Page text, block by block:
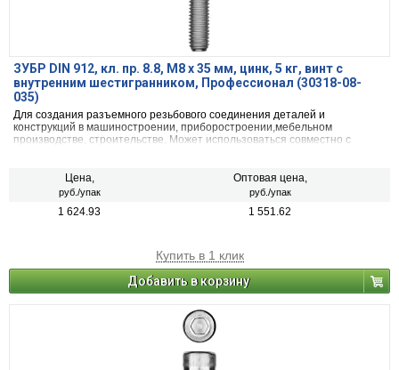
ЗУБР DIN 912, кл. пр. 8.8, М8 х 35 мм, цинк, 5 кг, винт с
внутренним шестигранником, Профессионал (30318-08-
035)
Для создания разъемного резьбового соединения деталей и
конструкций в машиностроении, приборостроении,мебельном
производстве, строительстве. Может использоваться совместно с
Цена,
руб./упак
Оптовая цена,
руб./упак
1 624.93 1 551.62
Купить в 1 клик
Добавить в корзину